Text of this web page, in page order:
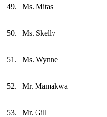
49. Ms. Mitas
50. Ms. Skelly
51. Ms. Wynne
52. Mr. Mamakwa
53. Mr. Gill